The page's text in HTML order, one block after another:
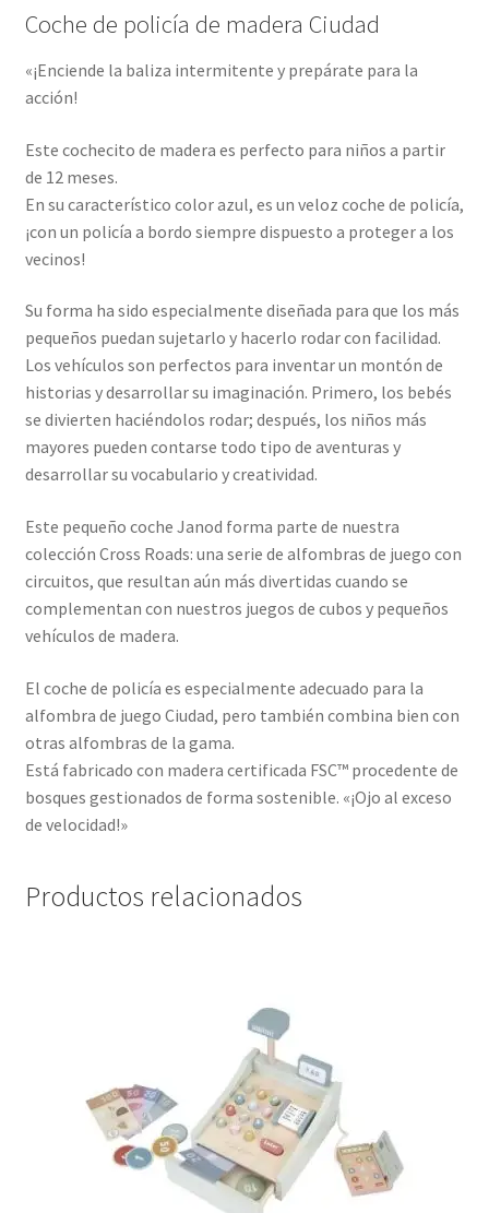
Coche de policía de madera Ciudad
«¡Enciende la baliza intermitente y prepárate para la
acción!
Este cochecito de madera es perfecto para niños a partir
de 12 meses.
En su característico color azul, es un veloz coche de policía,
¡con un policía a bordo siempre dispuesto a proteger a los
vecinos!
Su forma ha sido especialmente diseñada para que los más
pequeños puedan sujetarlo y hacerlo rodar con facilidad.
Los vehículos son perfectos para inventar un montón de
historias y desarrollar su imaginación. Primero, los bebés
se divierten haciéndolos rodar; después, los niños más
mayores pueden contarse todo tipo de aventuras y
desarrollar su vocabulario y creatividad.
Este pequeño coche Janod forma parte de nuestra
colección Cross Roads: una serie de alfombras de juego con
circuitos, que resultan aún más divertidas cuando se
complementan con nuestros juegos de cubos y pequeños
vehículos de madera.
El coche de policía es especialmente adecuado para la
alfombra de juego Ciudad, pero también combina bien con
otras alfombras de la gama.
Está fabricado con madera certificada FSC™ procedente de
bosques gestionados de forma sostenible. «¡Ojo al exceso
de velocidad!»
Productos relacionados